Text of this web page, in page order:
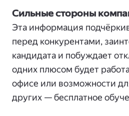
Сильные стороны
Эта информация
перед конкурентами,
кандидата и побуждает
одних плюсом будет
офисе или возможности
других — бесплатное